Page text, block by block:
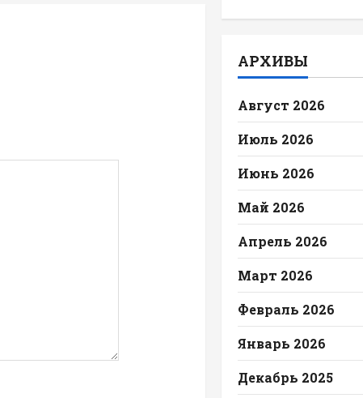
АРХИВЫ
Август 2026
Июль 2026
Июнь 2026
Май 2026
Апрель 2026
Март 2026
Февраль 2026
Январь 2026
Декабрь 2025